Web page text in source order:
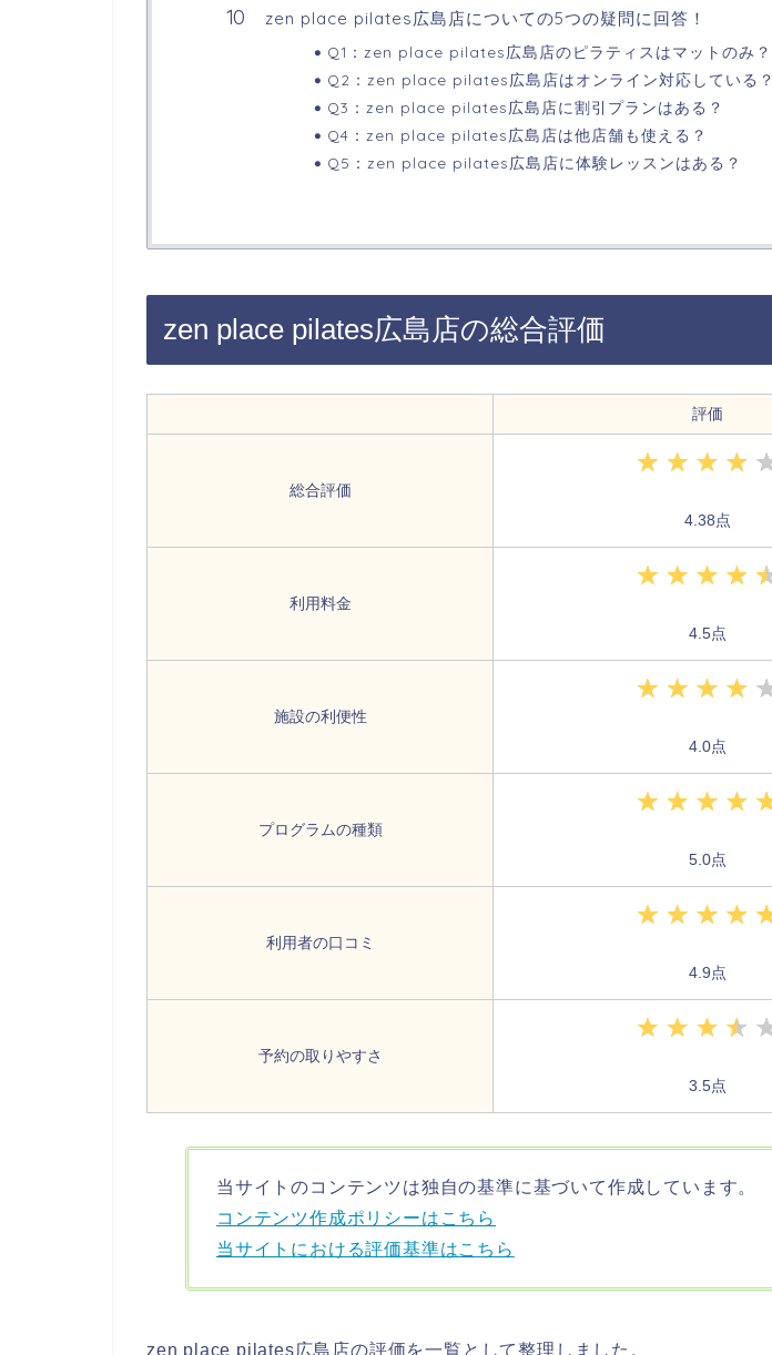
zen place pilates広島店についての5つの疑問に回答！
Q1：zen place pilates広島店のピラティスはマットのみ？
Q2：zen place pilates広島店はオンライン対応している？
Q3：zen place pilates広島店に割引プランはある？
Q4：zen place pilates広島店は他店舗も使える？
Q5：zen place pilates広島店に体験レッスンはある？
zen place pilates広島店の総合評価
評価
総合評価
4.38点
利用料金
4.5点
施設の利便性
4.0点
プログラムの種類
5.0点
利用者の口コミ
4.9点
予約の取りやすさ
3.5点
当サイトのコンテンツは独自の基準に基づいて作成しています。
コンテンツ作成ポリシーはこちら
当サイトにおける評価基準はこちら
zen place pilates広島店の評価を一覧として整理しました。